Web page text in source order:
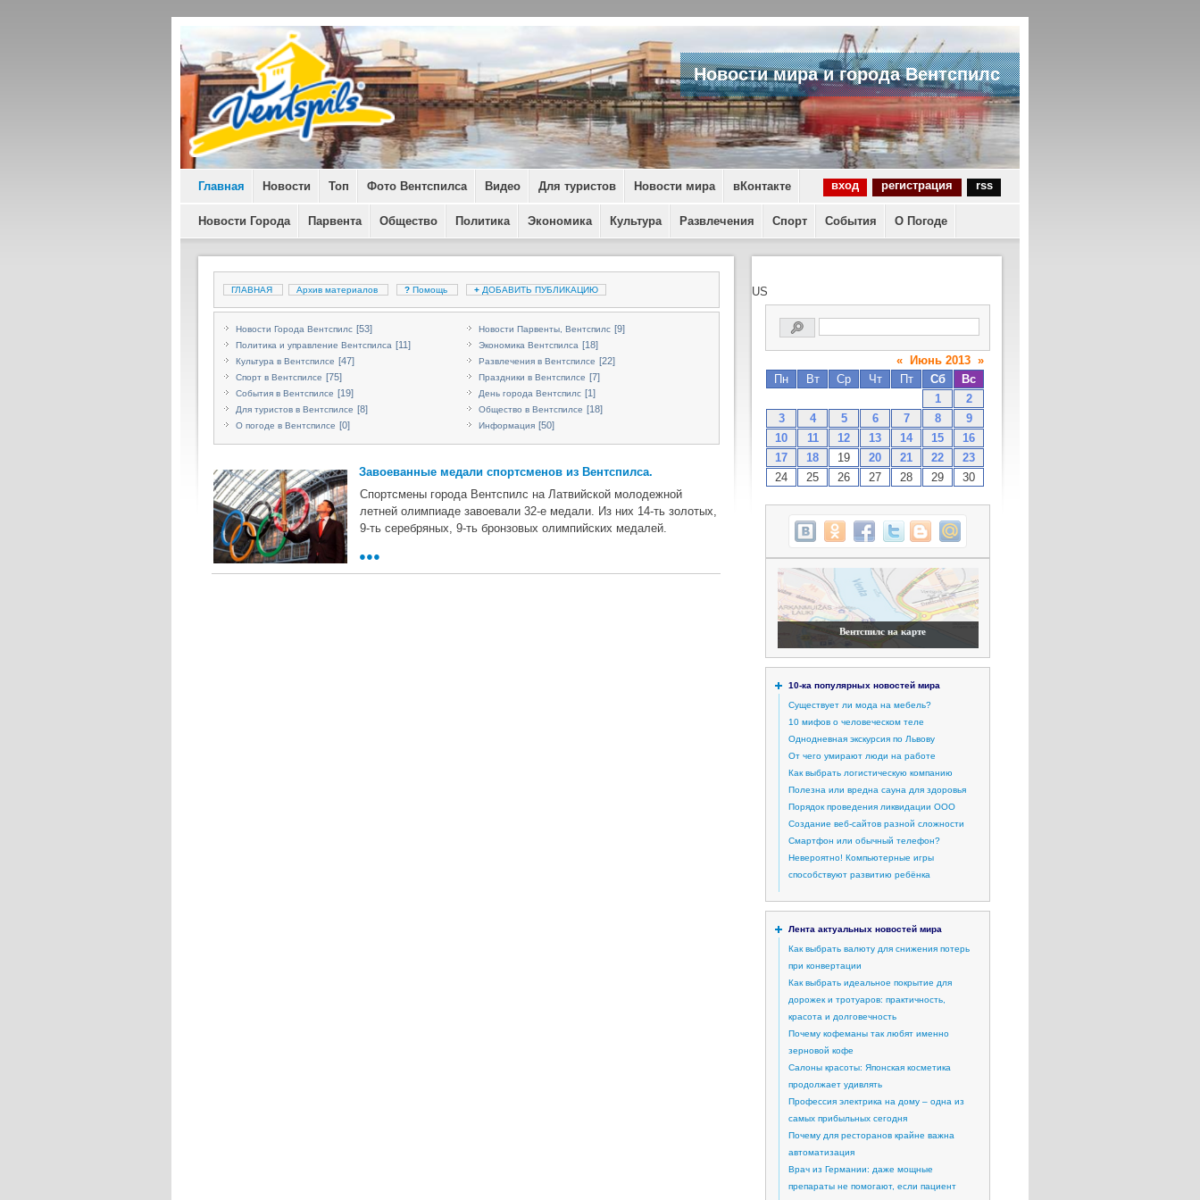
Новости мира и города Вентспилс
Главная Новости Топ Фото Вентспилса Видео Для туристов Новости мира вКонтакте вход регистрация rss
Новости Города Парвента Общество Политика Экономика Культура Развлечения Спорт События О Погоде
ГЛАВНАЯ Архив материалов ? Помощь + ДОБАВИТЬ ПУБЛИКАЦИЮ
Новости Города Вентспилс [53] Новости Парвенты, Вентспилс [9]
Политика и управление Вентспилса [11] Экономика Вентспилса [18]
Культура в Вентспилсе [47] Развлечения в Вентспилсе [22]
Спорт в Вентспилсе [75] Праздники в Вентспилсе [7]
События в Вентспилсе [19] День города Вентспилс [1]
Для туристов в Вентспилсе [8] Общество в Вентспилсе [18]
О погоде в Вентспилсе [0] Информация [50]
Завоеванные медали спортсменов из Вентспилса.
Спортсмены города Вентспилс на Латвийской молодежной
летней олимпиаде завоевали 32-е медали. Из них 14-ть золотых,
9-ть серебряных, 9-ть бронзовых олимпийских медалей.
●●●
US
« Июнь 2013 »
Пн
Вт Ср Чт Пт Сб
Вс
1
2
3
4 5 6 7 8
9
10
11 12 13 14 15
16
17
18 19 20 21 22
23
24
25 26 27 28 29 30
Вентспилс на карте
10-ка популярных новостей мира
Существует ли мода на мебель?
10 мифов о человеческом теле
Однодневная экскурсия по Львову
От чего умирают люди на работе
Как выбрать логистическую компанию
Полезна или вредна сауна для здоровья
Порядок проведения ликвидации ООО
Создание веб-сайтов разной сложности
Смартфон или обычный телефон?
Невероятно! Компьютерные игры
способствуют развитию ребёнка
Лента актуальных новостей мира
Как выбрать валюту для снижения потерь
при конвертации
Как выбрать идеальное покрытие для
дорожек и тротуаров: практичность,
красота и долговечность
Почему кофеманы так любят именно
зерновой кофе
Салоны красоты: Японская косметика
продолжает удивлять
Профессия электрика на дому – одна из
самых прибыльных сегодня
Почему для ресторанов крайне важна
автоматизация
Врач из Германии: даже мощные
препараты не помогают, если пациент